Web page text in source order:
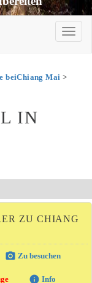
beiChiang Mai >
IN
ZU CHIANG
photo_camera Zu besuchen
info Info